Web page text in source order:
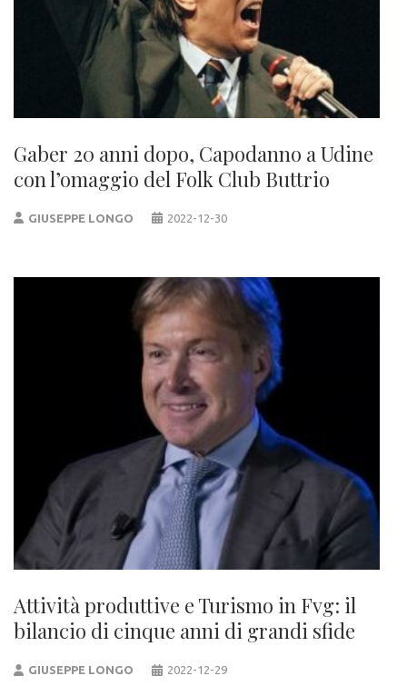
Gaber 20 anni dopo, Capodanno a Udine
con l’omaggio del Folk Club Buttrio
GIUSEPPE LONGO 2022-12-30
Attività produttive e Turismo in Fvg: il
bilancio di cinque anni di grandi sfide
GIUSEPPE LONGO 2022-12-29